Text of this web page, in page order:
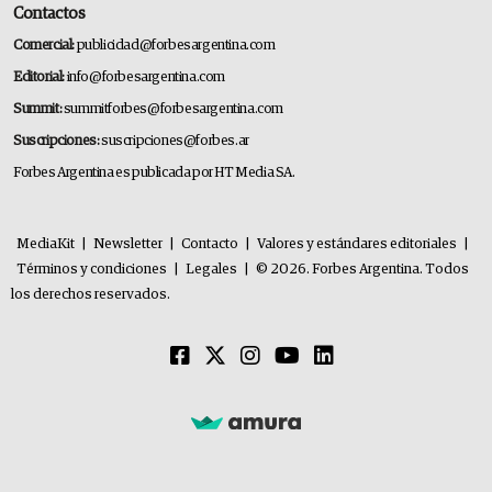
Contactos
Comercial:publicidad@forbesargentina.com
Editorial:info@forbesargentina.com
Summit:summitforbes@forbesargentina.com
Suscripciones:suscripciones@forbes.ar
Forbes Argentina es publicada por HT Media SA.
MediaKit Newsletter Contacto Valores y estándares editoriales
Términos y condiciones
Legales
© 2026. Forbes Argentina. Todos
los derechos reservados.